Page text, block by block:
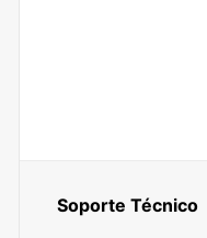
Soporte Técnico